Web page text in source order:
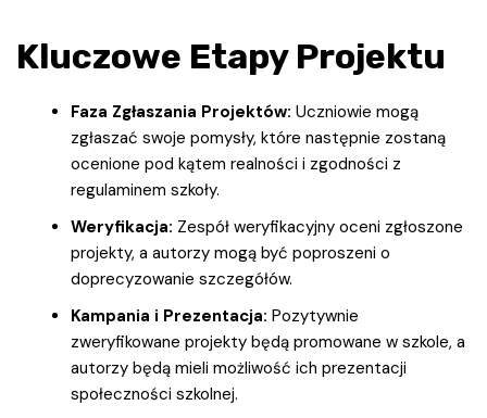
Kluczowe Etapy Projektu
Faza Zgłaszania Projektów: Uczniowie mogą
zgłaszać swoje pomysły, które następnie zostaną
ocenione pod kątem realności i zgodności z
regulaminem szkoły.
Weryfikacja: Zespół weryfikacyjny oceni zgłoszone
projekty, a autorzy mogą być poproszeni o
doprecyzowanie szczegółów.
Kampania i Prezentacja: Pozytywnie
zweryfikowane projekty będą promowane w szkole, a
autorzy będą mieli możliwość ich prezentacji
społeczności szkolnej.